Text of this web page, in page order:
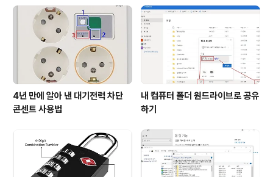
와 도시를 잇는 외곽도로에도 자동차 통행량이 많았고, 자
전거 라이더들에게는 위협이 될 만큼 빠르게 달리는 차들
이 많았습니다. 평균 속도가 느려진 가장 큰 이유는 자전거
대열이 교통 신호를 모두 지켰기 때..
4년 만에 알아 낸 대기전력 차단
콘센트 사용법
내 컴퓨터 폴더 원드라이브로 공유
하기